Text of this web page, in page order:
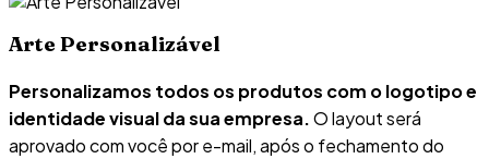
Arte Personalizável
Personalizamos todos os produtos com o logotipo e
identidade visual da sua empresa.O layout será
aprovado com você por e-mail, após o fechamento do